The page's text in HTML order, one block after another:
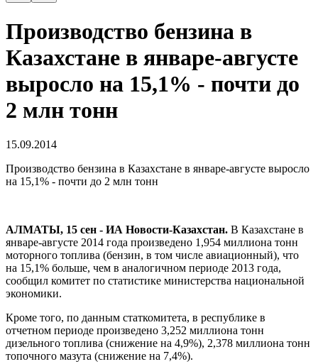
Производство бензина в
Казахстане в январе-августе
выросло на 15,1% - почти до
2 млн тонн
15.09.2014
Производство бензина в Казахстане в январе-августе выросло
на 15,1% - почти до 2 млн тонн
АЛМАТЫ, 15 сен - ИА Новости-Казахстан. В Казахстане в
январе-августе 2014 года произведено 1,954 миллиона тонн
моторного топлива (бензин, в том числе авиационный), что
на 15,1% больше, чем в аналогичном периоде 2013 года,
сообщил комитет по статистике министерства национальной
экономики.
Кроме того, по данным статкомитета, в республике в
отчетном периоде произведено 3,252 миллиона тонн
дизельного топлива (снижение на 4,9%), 2,378 миллиона тонн
топочного мазута (снижение на 7,4%).